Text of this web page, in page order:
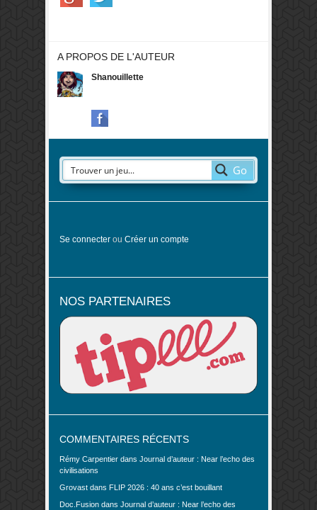
A PROPOS DE L'AUTEUR
Shanouillette
Go
Se connecter ou Créer un compte
NOS PARTENAIRES
COMMENTAIRES RÉCENTS
Rémy Carpentier dans Journal d’auteur : Near l’echo des
civilisations
Grovast dans FLIP 2026 : 40 ans c’est bouillant
Doc.Fusion dans Journal d’auteur : Near l’echo des